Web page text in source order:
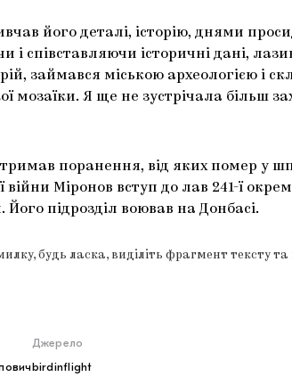
його деталі, історію, днями
і співставляючи історичні дані,
займався міською археологією і
мозаїки. Я ще не зустрічала більш
поранення, від яких помер у
Міронов вступ до лав 241-ї
Його підрозділ воював на Донбасі.
будь ласка, виділіть фрагмент тексту та
Джерело
birdinflight